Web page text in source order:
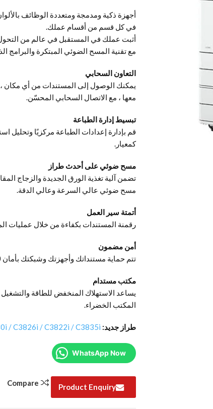
في كل قسم من أقسام عملك.
أثبت عملك في المستقبل في عالم من
مع تقنية المسح الضوئي المبتكرة والبرامج
التعاون السحابي
يمكنك الوصول إلى المستندات من أي مكان ،
معها ، مع الاتصال السحابي المحسّن.
تبسيط إدارة الطباعة
كمعيار.
مسح ضوئي على أحدث طراز
مسح ضوئي عالي السرعة وعالي الدقة.
أتمتة سير العمل
رقمنة المستندات بكفاءة من خلال عمليات
أمن مضمون
تتم حماية مستنداتك وأجهزتك وشبكتك بأمان 360 درجة لراحة بال تامة.
مكتب مستدام
يساعد الاستهلاك المنخفض للطاقة
المكتب الخضراء.
طراز جديد: / C3826i / C3822i / C3835i
WhatsApp Now
Product Enquiry
Compare